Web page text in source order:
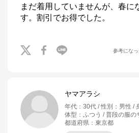
まだ着用していませんが、春に
す。割引でお得でした。
参考になっ
ヤマアラシ
年代 ： 30代 性別 ： 男性
体型 ： ふつう 普段の服の
都道府県 ： 東京都